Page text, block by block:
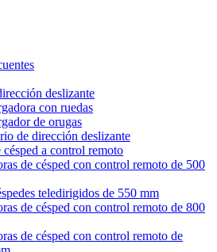
deslizante
con ruedas
de orugas
de dirección deslizante
césped a control remoto
de césped con control remoto de 500
teledirigidos de 550 mm
de césped con control remoto de 800
de césped con control remoto de